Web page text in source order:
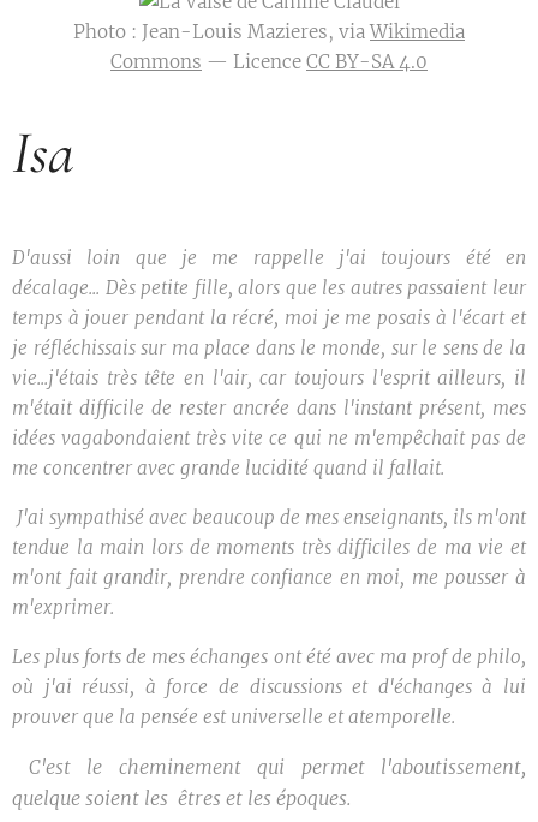
Photo : Jean-Louis Mazieres, viaWikimedia
Commons — Licence CC BY-SA 4.0
Isa
D'aussi loin que je me rappelle j'ai toujours été en
décalage... Dès petite fille, alors que les autres passaient leur
temps à jouer pendant la récré, moi je me posais à l'écart et
je réfléchissais sur ma place dans le monde, sur le sens de la
vie...j'étais très tête en l'air, car toujours l'esprit ailleurs, il
m'était difficile de rester ancrée dans l'instant présent, mes
idées vagabondaient très vite ce qui ne m'empêchait pas de
me concentrer avec grande lucidité quand il fallait.
J'ai sympathisé avec beaucoup de mes enseignants, ils m'ont
tendue la main lors de moments très difficiles de ma vie et
m'ont fait grandir, prendre confiance en moi, me pousser à
m'exprimer.
Les plus forts de mes échanges ont été avec ma prof de philo,
où j'ai réussi, à force de discussions et d'échanges à lui
prouver que la pensée est universelle et atemporelle.
C'est le cheminement qui permet l'aboutissement,
quelque soient les êtres et les époques.